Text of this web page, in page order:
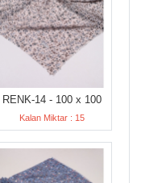
RENK-14 - 100 x 100
Kalan Miktar : 15